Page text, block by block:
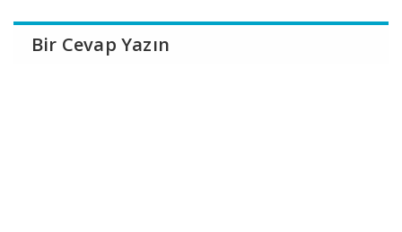
Bir Cevap Yazın